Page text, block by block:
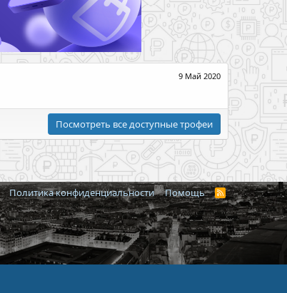
9 Май 2020
Посмотреть все доступные трофеи
Политика конфиденциальности Помощь
R
S
S